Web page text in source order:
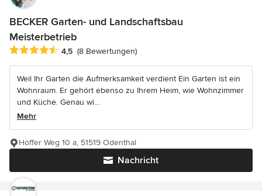
BECKER Garten- und Landschaftsbau
Meisterbetrieb
Durchschnittliche Bewertung: 4.5 von 5 Sternen
4,5 (8 Bewertungen)
Weil Ihr Garten die Aufmerksamkeit verdient Ein Garten ist ein
Wohnraum. Er gehört ebenso zu Ihrem Heim, wie Wohnzimmer
und Küche. Genau wi...
Mehr
Nachricht
Höffer Weg 10 a, 51519 Odenthal